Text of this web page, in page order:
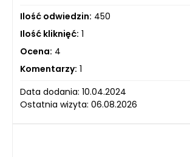
Ilość odwiedzin: 450
Ilość kliknięć: 1
Ocena: 4
Komentarzy: 1
Data dodania: 10.04.2024
Ostatnia wizyta: 06.08.2026